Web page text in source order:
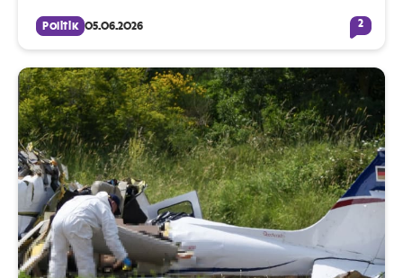
Politik 05.06.2026 2